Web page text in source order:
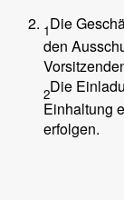
1Die
den
2Die
Einhaltung
erfolgen.